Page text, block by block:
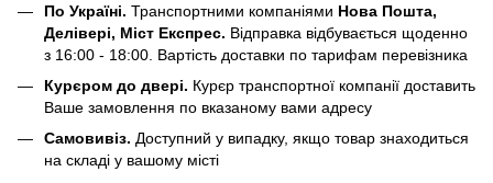
По Україні. Транспортними компаніями Нова Пошта,
Делівері, Міст Експрес. Відправка відбувається щоденно
з 16:00 - 18:00. Вартість доставки по тарифам перевізника
Курєром до двері. Курєр транспортної компанії доставить
Ваше замовлення по вказаному вами адресу
Самовивіз. Доступний у випадку, якщо товар знаходиться
на складі у вашому місті